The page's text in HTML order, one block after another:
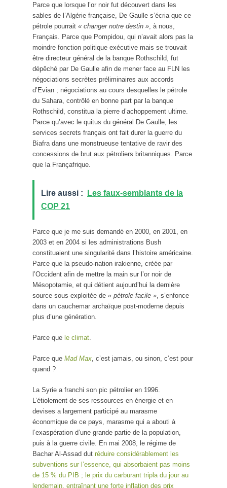
Parce que lorsque l’or noir fut découvert dans les
sables de l’Algérie française, De Gaulle s’écria que ce
pétrole pourrait « changer notre destin » , à nous,
Français. Parce que Pompidou, qui n’avait alors pas la
moindre fonction politique exécutive mais se trouvait
être directeur général de la banque Rothschild, fut
dépêché par De Gaulle afin de mener face au FLN les
négociations secrètes préliminaires aux accords
d’Evian ; négociations au cours desquelles le pétrole
du Sahara, contrôlé en bonne part par la banque
Rothschild, constitua la pierre d’achoppement ultime.
Parce qu’avec le quitus du général De Gaulle, les
services secrets français ont fait durer la guerre du
Biafra dans une monstrueuse tentative de ravir des
concessions de brut aux pétroliers britanniques. Parce
que la Françafrique.
Lire aussi :
Les faux-semblants de la
COP 21
Parce que je me suis demandé en 2000, en 2001, en
2003 et en 2004 si les administrations Bush
constituaient une singularité dans l’histoire américaine.
Parce que la pseudo-nation irakienne, créée par
l’Occident afin de mettre la main sur l’or noir de
Mésopotamie, et qui détient aujourd’hui la dernière
source sous-exploitée de « pétrole facile » , s’enfonce
dans un cauchemar archaïque post-moderne depuis
plus d’une génération.
Parce que le climat
Parce que Mad Max , c’est jamais, ou sinon, c’est pour
quand ?
La Syrie a franchi son pic pétrolier en 1996.
L’étiolement de ses ressources en énergie et en
devises a largement participé au marasme
économique de ce pays, marasme qui a abouti à
l’exaspération d’une grande partie de la population,
puis à la guerre civile. En mai 2008, le régime de
Bachar Al-Assad dut réduire considérablement les
subventions sur l’essence, qui absorbaient pas moins
de 15 % du PIB ; le prix du carburant tripla du jour au
lendemain, entraînant une forte inflation des prix